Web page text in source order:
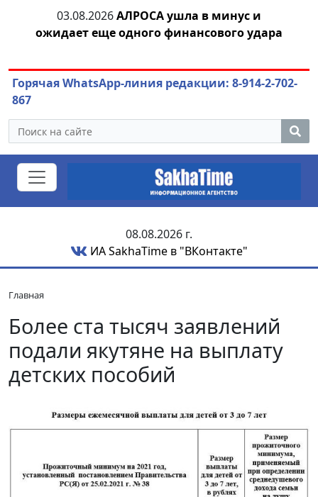
03.08.2026АЛРОСА ушла в минус и
ожидает еще одного финансового удара
Горячая WhatsApp-линия редакции: 8-914-2-702-
867
08.08.2026 г.
ИА SakhaTime в "ВКонтакте"
Главная
Более ста тысяч заявлений
подали якутяне на выплату
детских пособий